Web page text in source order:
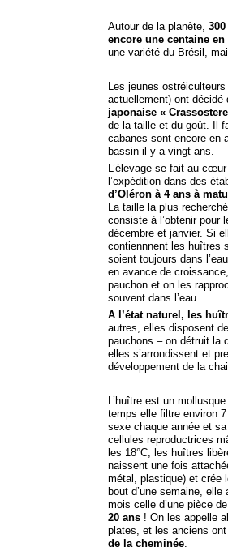
Autour de la planète,
encore une centaine en
une variété du Brésil,
Les jeunes
actuellement) ont
japonaise «
de la taille et du goût. Il
cabanes sont encore en
bassin il y a vingt ans.
L’élevage se fait au
l’expédition dans des
d’Oléron à 4 ans à
La taille la plus
consiste à l’obtenir pour
décembre et janvier. Si
contiennnent les huîtres
soient toujours dans
en avance de
pauchon et on les
souvent dans l’eau.
A l’état naturel, les
autres, elles disposent
pauchons – on détruit la
elles s’arrondissent et
développement de la
L’huître est un
temps elle filtre environ
sexe chaque année et
cellules reproductrices
les 18°C, les huîtres
naissent une fois
métal, plastique) et crée
bout d’une semaine, elle
mois celle d’une pièce
20 ans! On les appelle
plates, et les anciens
de la cheminée.